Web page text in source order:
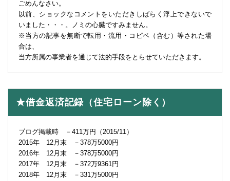
ごめんなさい。
以前、ショックなコメントをいただきしばらく浮上できないで
いました・・・。ノミの心臓ですみません。
※当方の記事を無断で転用・流用・コピペ（含む）等された場
合は、
当方所属の事業者を通じて法的手段をとらせていただきます。
★借金返済記録（住宅ローン除く）
ブログ掲載時 －411万円（2015/11）
2015年 12月末 －378万5000円
2016年 12月末 －378万5000円
2017年 12月末 －372万9361円
2018年 12月末 －331万5000円